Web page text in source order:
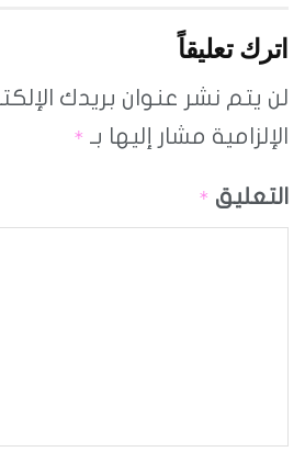
اترك تعليقاً
لن يتم نشر عنوان بريدك
الإلزامية مشار إليها بـ *
التعليق *